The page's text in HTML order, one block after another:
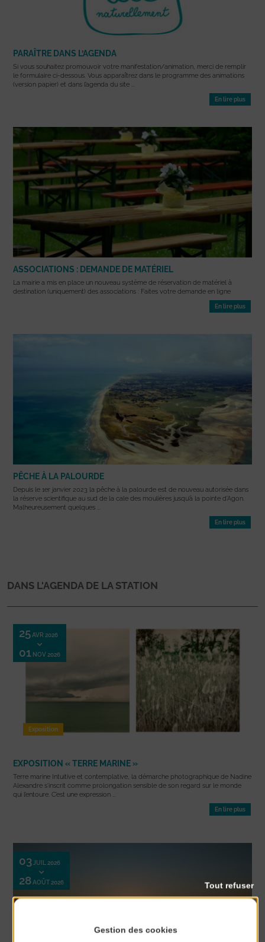
PARAÎTRE DANS L’AGENDA
Si vous souhaitez promouvoir votre manifestation/animation, merci de remplir
le formulaire ci-dessous. Vous apparaîtrez dans le programme des animations
(version papier) et dans l’agenda du site ...
En lire plus
ASSOCIATIONS : DEMANDE DE MATÉRIEL
La mairie a mis en place un nouveau système de réservation de matériel à
destination (uniquement) des associations : Faites votre demande en ligne
En lire plus
PÊCHE À LA PALOURDE
Depuis le 1er janvier 2023 la pêche à la palourde est de nouveau autorisée dans
la réserve scientifique au sud de la cale des moulières jusqu’à la pointe d’Agon.
Malheureusement quelques ...
En lire plus
DANS L'AGENDA DE LA STATION
25 AVR 2026
01 NOV 2026
Exposition
EXPOSITION « TERRE MARINE »
Terre marine Intuitive et contemplative, la démarche photographique de Nadine
Alexandre s’inscrit comme prolongation sensible de son regard sur le monde
qui l’entoure. C’est une expression ...
En lire plus
03 JUIL 2026
28 AOÛT 2026
Gestion des cookies
Tout refuser